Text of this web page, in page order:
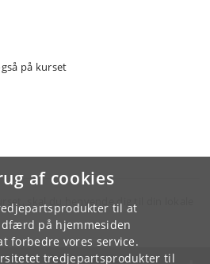
af cookies
til at
på hjemmesiden
forbedre vores service.
tredjepartsprodukter til
på kurset
skal du henvende dig til din lokale